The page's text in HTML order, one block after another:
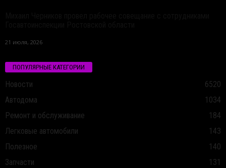
21 июля, 2026
ПОПУЛЯРНЫЕ КАТЕГОРИИ
Новости
6520
Автодома
1034
Ремонт и обслуживание
184
Легковые автомобили
143
Полезное
140
Запчасти
131